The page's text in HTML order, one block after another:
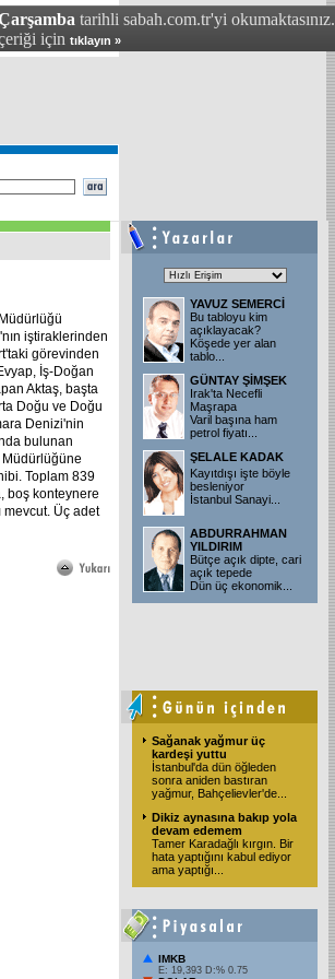
tarihli sabah.com.tr'yi okumaktasınız.
için tıklayın »
iştiraklerinden
görevinden
İş-Doğan
Aktaş, başta
Doğu ve Doğu
Denizi'nin
bulunan
Toplam 839
boş konteynere
mevcut. Üç adet
YAVUZ SEMERCİ
Bu tabloyu kim
açıklayacak?
Köşede yer alan
tablo
GÜNTAY ŞİMŞEK
Irak'ta Necefli
Maşrapa
Varil başına ham
petrol fiyatı
ŞELALE KADAK
Kayıtdışı işte böyle
besleniyor
İstanbul Sanayi
ABDURRAHMAN
YILDIRIM
Bütçe açık dipte, cari
açık tepede
Dün üç ekonomik
Sağanak yağmur üç
kardeşi yuttu
İstanbul'da dün öğleden
sonra aniden bastıran
yağmur, Bahçelievler'de
Dikiz aynasına bakıp yola
devam edemem
Tamer Karadağlı kırgın. Bir
hata yaptığını kabul ediyor
ama yaptığı
IMKB
E: 19,393 D:% 0.75